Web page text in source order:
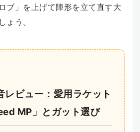
ブ」を上げて陣形を立て直す大
ょう。
レビュー：愛用ラケット
MP」とガット選び